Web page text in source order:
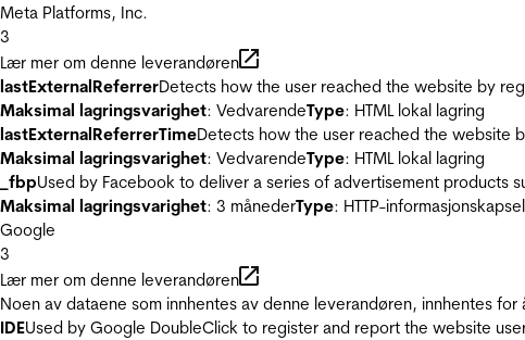
Meta Platforms, Inc.
3
Lær mer om denne leverandøren
lastExternalReferrerDetects how the user reached the website by
Maksimal lagringsvarighet: VedvarendeType: HTML lokal lagring
lastExternalReferrerTimeDetects how the user reached the website
Maksimal lagringsvarighet: VedvarendeType: HTML lokal lagring
_fbpUsed by Facebook to deliver a series of advertisement products
Maksimal lagringsvarighet: 3 månederType: HTTP-informasjonskapsel
Google
3
Lær mer om denne leverandøren
Noen av dataene som innhentes av denne leverandøren, innhentes
IDEUsed by Google DoubleClick to register and report the website